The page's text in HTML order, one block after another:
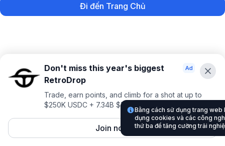
Đi đến Trang Chủ
Don't miss this year's biggest
RetroDrop
Trade, earn points, and climb for a shot at up to
$250K USDC + 7.34B $TRUE
Join now
Bằng cách sử dụng trang
dụng cookies và các công
thứ ba để tăng cường trải